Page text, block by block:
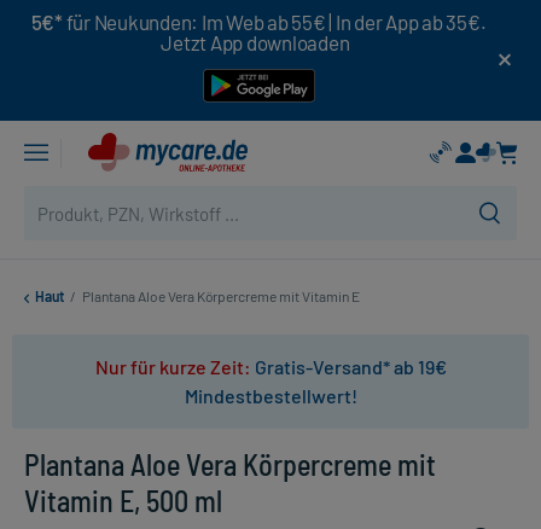
5€* für Neukunden: Im Web ab 55€ | In der App ab 35€.
Jetzt App downloaden
Haut / Plantana Aloe Vera Körpercreme mit Vitamin E
Nur für kurze Zeit: Gratis-Versand* ab 19€
Mindestbestellwert!
Plantana Aloe Vera Körpercreme mit
Vitamin E, 500 ml